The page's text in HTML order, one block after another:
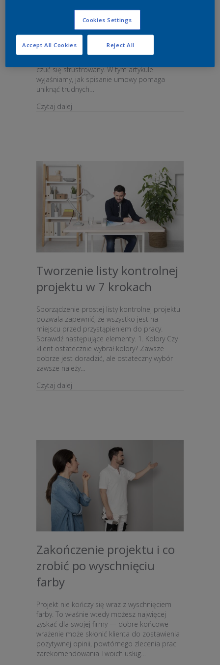
Jednym z aspektów pracy w branży
klientami. Jeśli starannie zrealizowałeś projekt,
czuć się sfrustrowany. W tym artykule
wyjaśniamy, jak spisanie umowy pomaga
uniknąć trudnych…
Czytaj dalej
Tworzenie listy kontrolnej
projektu w 7 krokach
Sporządzenie prostej listy kontrolnej projektu
pozwala zapewnić, że wszystko jest na
miejscu przed przystąpieniem do pracy.
Sprawdź następujące elementy. 1. Kolory Czy
klient ostatecznie wybrał kolory? Zawsze
dobrze jest doradzić, ale ostateczny wybór
zawsze należy…
Czytaj dalej
Zakończenie projektu i co
zrobić po wyschnięciu
farby
Projekt nie kończy się wraz z wyschnięciem
farby. To właśnie wtedy możesz najwięcej
zyskać dla swojej firmy — dobre końcowe
wrażenie może skłonić klienta do zostawienia
pozytywnej opinii, powtórnego zlecenia prac i
zarekomendowania Twoich usług…
Cookies Settings
Reject All
Accept All Cookies